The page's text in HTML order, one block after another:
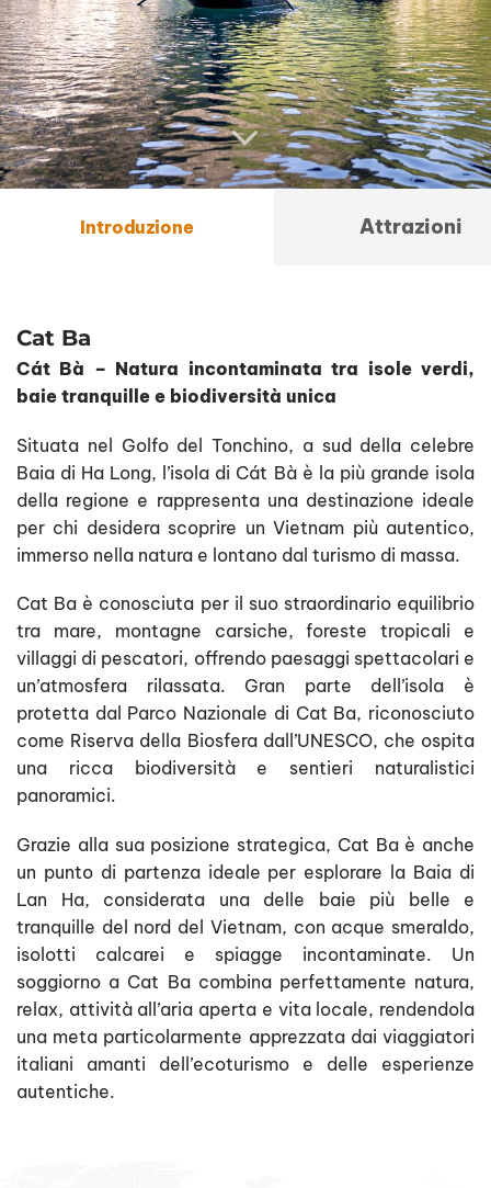
Introduzione Attrazioni
Cat Ba
Cát Bà – Natura incontaminata tra isole verdi,
baie tranquille e biodiversità unica
Situata nel Golfo del Tonchino, a sud della celebre
Baia di Ha Long, l’isola di Cát Bà è la più grande isola
della regione e rappresenta una destinazione ideale
per chi desidera scoprire un Vietnam più autentico,
immerso nella natura e lontano dal turismo di massa.
Cat Ba è conosciuta per il suo straordinario equilibrio
tra mare, montagne carsiche, foreste tropicali e
villaggi di pescatori, offrendo paesaggi spettacolari e
un’atmosfera rilassata. Gran parte dell’isola è
protetta dal Parco Nazionale di Cat Ba, riconosciuto
come Riserva della Biosfera dall’UNESCO, che ospita
una ricca biodiversità e sentieri naturalistici
panoramici.
Grazie alla sua posizione strategica, Cat Ba è anche
un punto di partenza ideale per esplorare la Baia di
Lan Ha, considerata una delle baie più belle e
tranquille del nord del Vietnam, con acque smeraldo,
isolotti calcarei e spiagge incontaminate. Un
soggiorno a Cat Ba combina perfettamente natura,
relax, attività all’aria aperta e vita locale, rendendola
una meta particolarmente apprezzata dai viaggiatori
italiani amanti dell’ecoturismo e delle esperienze
autentiche.